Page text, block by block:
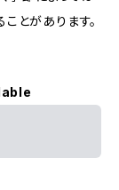
とがあります。